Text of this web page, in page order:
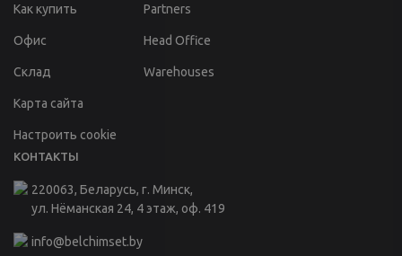
Как купить
Офис
Склад
Карта сайта
Настроить cookie
Partners
Head Office
Warehouses
КОНТАКТЫ
220063, Беларусь, г. Минск,
ул. Нёманская 24, 4 этаж, оф. 419
info@belchimset.by